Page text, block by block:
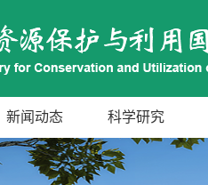
新闻动态 科学研究